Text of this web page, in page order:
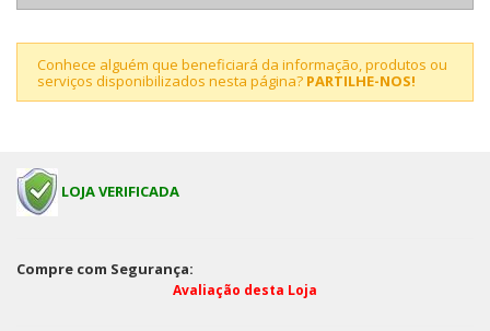
Conhece alguém que beneficiará da informação, produtos ou
serviços disponibilizados nesta página? PARTILHE-NOS!
LOJA VERIFICADA
Compre com Segurança:
Avaliação desta Loja